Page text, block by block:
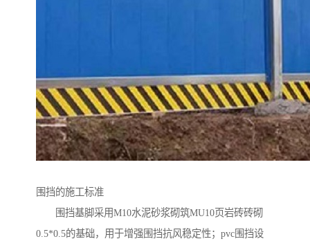
围挡的施工标准
围挡基脚采用M10水泥砂浆砌筑MU10页岩砖砖砌
0.5*0.5的基础，用于增强围挡抗风稳定性；pvc围挡设